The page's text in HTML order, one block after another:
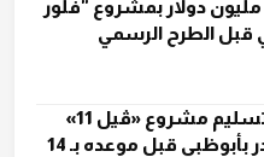
بيع 6 فلل بـ 81 مليون دولار بمشروع "فلور
قبل الطرح الرسمي
«برتڤيل» تبدأ تسليم مشروع «ڤيل 11»
في مدينة مصدر بأبوظبي قبل موعده بـ 14